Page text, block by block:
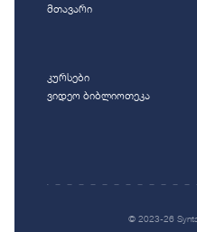
მთავარი
კურსები
ვიდეო ბიბლიოთეკა
© 2023-26